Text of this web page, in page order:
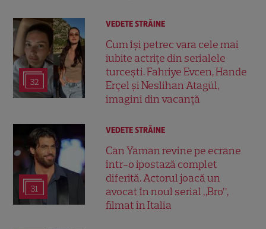
32
VEDETE STRĂINE
Cum își petrec vara cele mai
iubite actrițe din serialele
turcești. Fahriye Evcen, Hande
Erçel și Neslihan Atagül,
imagini din vacanță
31
VEDETE STRĂINE
Can Yaman revine pe ecrane
într-o ipostază complet
diferită. Actorul joacă un
avocat în noul serial „Bro”,
filmat în Italia